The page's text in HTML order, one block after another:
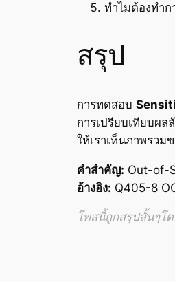
ทำไมต้องทำก
สรุป
การทดสอบ
การเปรียบเทียบผ
ให้เราเห็นภาพรว
คำสำคัญ: Out-of-
อ้างอิง: Q405-8
โพสนี้ถูกสรุปสั้นๆโ